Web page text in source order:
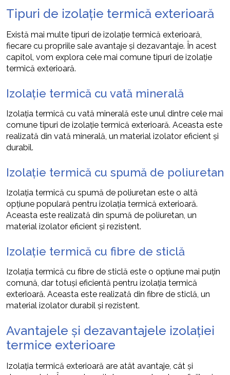
Tipuri de izolație termică exterioară
Există mai multe tipuri de izolație termică exterioară,
fiecare cu propriile sale avantaje și dezavantaje. În acest
capitol, vom explora cele mai comune tipuri de izolație
termică exterioară.
Izolație termică cu vată minerală
Izolația termică cu vată minerală este unul dintre cele mai
comune tipuri de izolație termică exterioară. Aceasta este
realizată din vată minerală, un material izolator eficient și
durabil.
Izolație termică cu spumă de poliuretan
Izolația termică cu spumă de poliuretan este o altă
opțiune populară pentru izolația termică exterioară.
Aceasta este realizată din spumă de poliuretan, un
material izolator eficient și rezistent.
Izolație termică cu fibre de sticlă
Izolația termică cu fibre de sticlă este o opțiune mai puțin
comună, dar totuși eficientă pentru izolația termică
exterioară. Aceasta este realizată din fibre de sticlă, un
material izolator durabil și rezistent.
Avantajele și dezavantajele izolației
termice exterioare
Izolația termică exterioară are atât avantaje, cât și